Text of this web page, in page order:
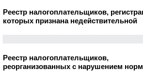
Реестр налогоплательщиков,
которых признана недействительной
Реестр налогоплательщиков,
реорганизованных с нарушением норм